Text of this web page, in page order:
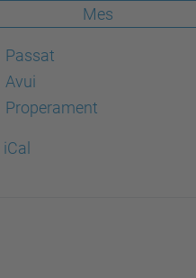
Mes
Passat
Avui
Properament
iCal